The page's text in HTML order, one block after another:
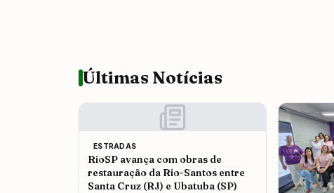
Últimas Notícias
ESTRADAS
RioSP avança com obras de
restauração da Rio-Santos entre
Santa Cruz (RJ) e Ubatuba (SP)